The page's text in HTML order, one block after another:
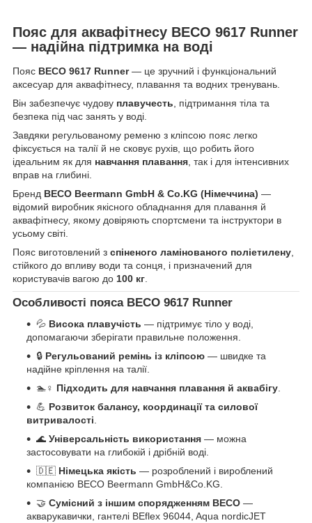
Пояс для аквафітнесу BECO 9617 Runner
— надійна підтримка на воді
Пояс BECO 9617 Runner— це зручний і функціональний
аксесуар для аквафітнесу, плавання та водних тренувань.
Він забезпечує чудову плавучесть, підтримання тіла та
безпека під час занять у воді.
Завдяки регульованому ременю з кліпсою пояс легко
фіксується на талії й не сковує рухів, що робить його
ідеальним як для навчання плавання, так і для інтенсивних
вправ на глибині.
Бренд BECO Beermann GmbH & Co.KG (Німеччина) —
відомий виробник якісного обладнання для плавання й
аквафітнесу, якому довіряють спортсмени та інструктори в
усьому світі.
Пояс виготовлений з спіненого ламінованого поліетилену,
стійкого до впливу води та сонця, і призначений для
користувачів вагою до 100 кг.
Особливості пояса BECO 9617 Runner
💦 Висока плавучість — підтримує тіло у воді,
допомагаючи зберігати правильне положення.
🔒 Регульований ремінь із кліпсою — швидке та
надійне кріплення на талії.
🏊♀️ Підходить для навчання плавання й аквабігу.
💪 Розвиток балансу, координації та силової
витривалості.
🌊 Універсальність використання — можна
застосовувати на глибокій і дрібній воді.
🇩🇪 Німецька якість — розроблений і вироблений
компанією BECO Beermann GmbH&Co.KG.
🤝 Сумісний з іншим спорядженням BECO —
акварукавички, гантелі BEflex 96044, Aqua nordicJET